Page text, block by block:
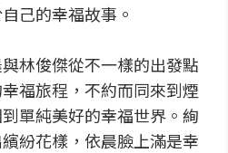
己的幸福故事。
林俊傑從不一樣的出發點
福旅程，不約而同來到煙
單純美好的幸福世界。絢
紛花樣，依晨臉上滿是幸